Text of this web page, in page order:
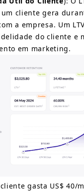
cliente gera
a empresa. Um
do cliente e
em marketing.
gasta US$ 40/